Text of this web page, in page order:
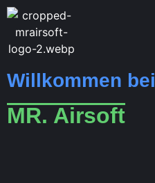
Willkommen bei
MR. Airsoft